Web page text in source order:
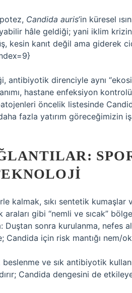
Candida auris’in küresel
hâle geldiği; yani iklim
kesin kanıt değil ama giderek
direnciyle aynı
hastane enfeksiyon
öncelik listesinde
fazla yatırım göreceğimizin
kalmak, sıkı sentetik kumaşlar
araları gibi “nemli ve sıcak”
Duştan sonra kurulanma, nefes
için risk mantığı nem/
ve sık antibiyotik
Candida dengesini de